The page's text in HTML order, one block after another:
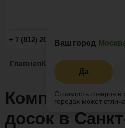
Ваш город
Да
Стоимость товаров в
городах может
+ 7 (812) 209-19-59
Главная Каталог
досок в